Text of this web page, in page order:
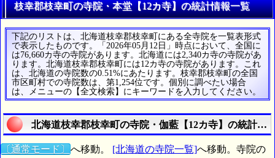
枝幸郡枝幸町の寺院・本堂【12カ寺】の統計情報一覧
下記のリストは、北海道枝幸郡枝幸町にある全寺院を一覧表形式
で表示したものです。「2026年05月12日」時点において、全国に
は76,660カ寺の寺院があります。北海道には2,340カ寺の寺院があ
ります。北海道枝幸郡枝幸町には12カ寺の寺院があります。これ
は、北海道の寺院数の0.51%にあたります。枝幸郡枝幸町の全国
市区町村での寺院数は、第1,254位です。個別に調べたい場合
は、メニューの【全文検索】にキーワードを入力してください。
北海道枝幸郡枝幸町の寺院・伽藍【12カ寺】の統計調
〔通常モード〕 へ移動。 [北海道の寺院一覧]へ移動。寺院の